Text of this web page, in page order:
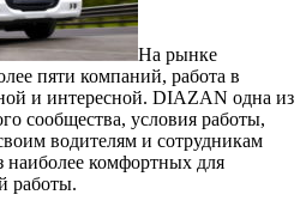
На рынке
пяти компаний, работа в
и интересной. DIAZAN одна из
сообщества, условия работы,
водителям и сотрудникам
наиболее комфортных для
работы.